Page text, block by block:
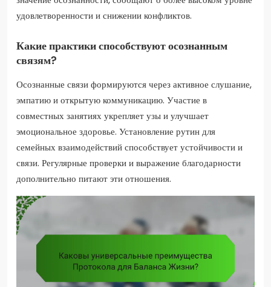
удовлетворенности и снижении конфликтов.
Какие практики способствуют осознанным
связям?
Осознанные связи формируются через активное слушание,
эмпатию и открытую коммуникацию. Участие в
совместных занятиях укрепляет узы и улучшает
эмоциональное здоровье. Установление рутин для
семейных взаимодействий способствует устойчивости и
связи. Регулярные проверки и выражение благодарности
дополнительно питают эти отношения.